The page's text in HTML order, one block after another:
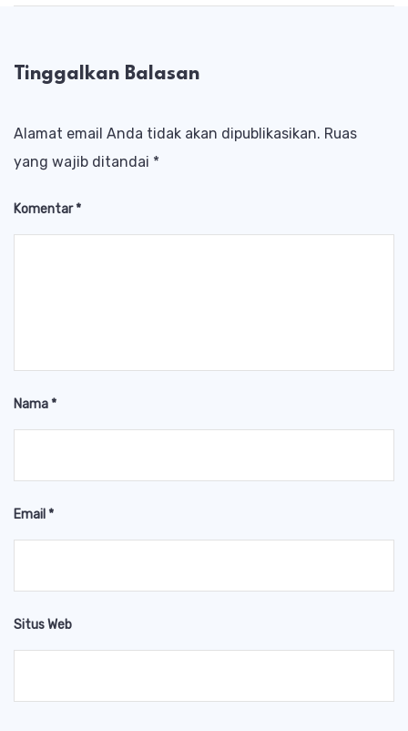
Tinggalkan Balasan
Alamat email Anda tidak akan dipublikasikan. Ruas
yang wajib ditandai *
Komentar*
Nama*
Email *
Situs Web